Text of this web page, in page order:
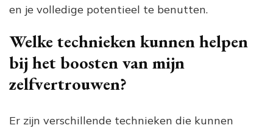
en je volledige potentieel te benutten.
Welke technieken kunnen helpen
bij het boosten van mijn
zelfvertrouwen?
Er zijn verschillende technieken die kunnen